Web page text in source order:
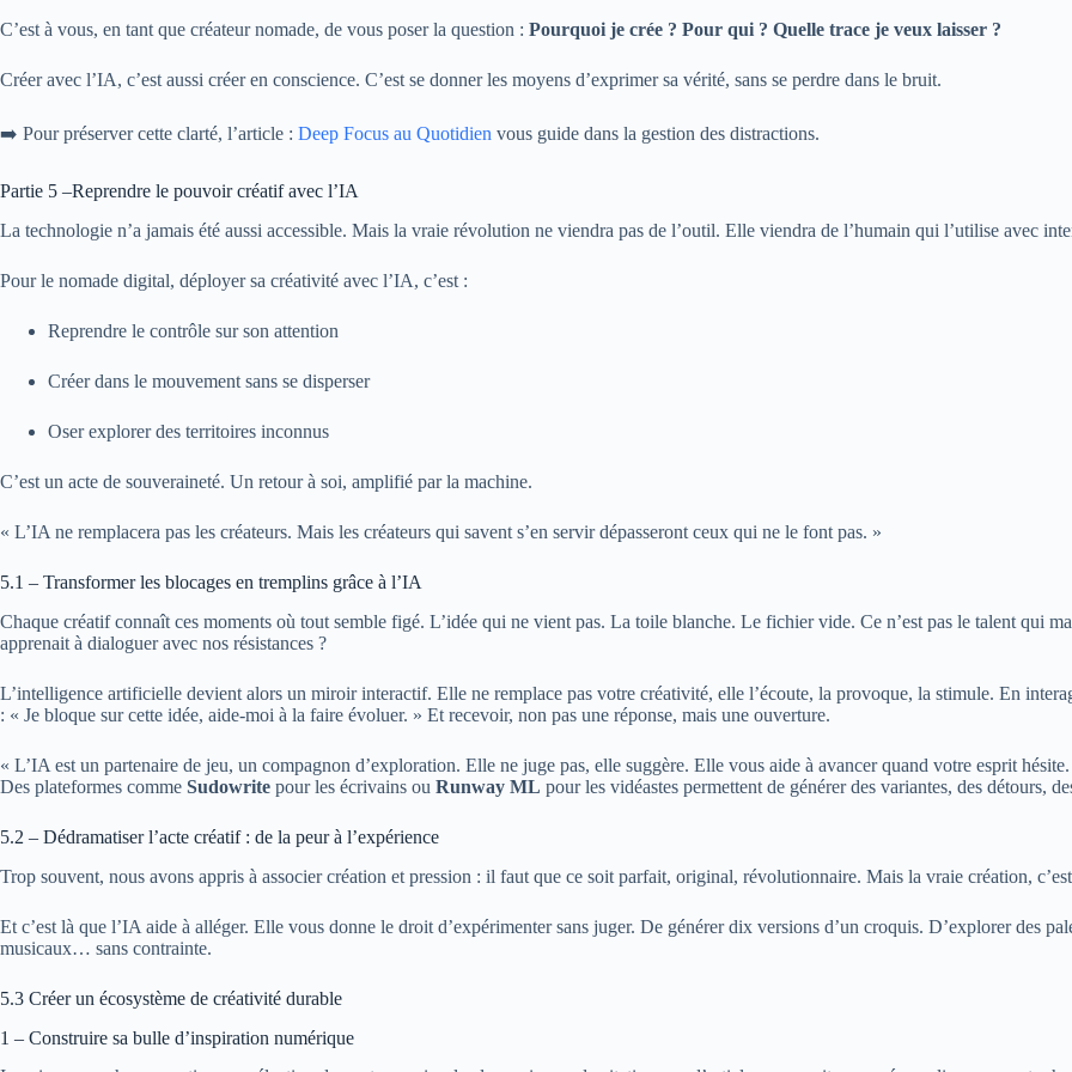
C’est à vous, en tant que créateur nomade, de vous poser la question : Pourquoi je crée ? Pour qui ? Quelle trace je veux laisser ?
Créer avec l’IA, c’est aussi créer en conscience. C’est se donner les moyens d’exprimer sa vérité, sans se perdre dans le bruit.
➡️ Pour préserver cette clarté, l’article : Deep Focus au Quotidien vous guide dans la gestion des distractions.
Partie 5 –Reprendre le pouvoir créatif avec l’IA
La technologie n’a jamais été aussi accessible. Mais la vraie révolution ne viendra pas de l’outil. Elle viendra de l’humain qui l’utilise avec
Pour le nomade digital, déployer sa créativité avec l’IA, c’est :
Reprendre le contrôle sur son attention
Créer dans le mouvement sans se disperser
Oser explorer des territoires inconnus
C’est un acte de souveraineté. Un retour à soi, amplifié par la machine.
« L’IA ne remplacera pas les créateurs. Mais les créateurs qui savent s’en servir dépasseront ceux qui ne le font pas. »
5.1 – Transformer les blocages en tremplins grâce à l’IA
Chaque créatif connaît ces moments où tout semble figé. L’idée qui ne vient pas. La toile blanche. Le fichier vide. Ce n’est pas le talent qui
apprenait à dialoguer avec nos résistances ?
L’intelligence artificielle devient alors un miroir interactif. Elle ne remplace pas votre créativité, elle l’écoute, la provoque, la stimule. En
: « Je bloque sur cette idée, aide-moi à la faire évoluer. » Et recevoir, non pas une réponse, mais une ouverture.
« L’IA est un partenaire de jeu, un compagnon d’exploration. Elle ne juge pas, elle suggère. Elle vous aide à avancer quand votre esprit
Des plateformes comme Sudowrite pour les écrivains ou Runway ML pour les vidéastes permettent de générer des variantes, des détours,
5.2 – Dédramatiser l’acte créatif : de la peur à l’expérience
Trop souvent, nous avons appris à associer création et pression : il faut que ce soit parfait, original, révolutionnaire. Mais la vraie création,
Et c’est là que l’IA aide à alléger. Elle vous donne le droit d’expérimenter sans juger. De générer dix versions d’un croquis. D’explorer des
musicaux… sans contrainte.
5.3 Créer un écosystème de créativité durable
1 – Construire sa bulle d’inspiration numérique